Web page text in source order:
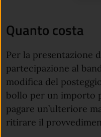
Quanto costa
Per la presentazione
partecipazione al
modifica del
bollo per un importo
pagare un’ulteriore
ritirare il